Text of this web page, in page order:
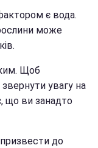
є вода.
може
Щоб
увагу на
що ви занадто
до